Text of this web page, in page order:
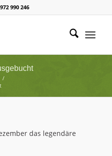
990 246
/
das legendäre